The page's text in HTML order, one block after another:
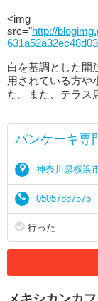
<img
src="http://
白を基調とした開
用されている方や
た。また、テラス
パンケーキ専
神奈川県横浜
05057887575
行った